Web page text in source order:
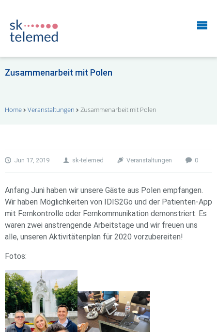
Zusammenarbeit mit Polen
Home Veranstaltungen Zusammenarbeit mit Polen
Jun 17, 2019 sk-telemed Veranstaltungen 0
Anfang Juni haben wir unsere Gäste aus Polen empfangen.
Wir haben Möglichkeiten von IDIS2Go und der Patienten-App
mit Fernkontrolle oder Fernkommunikation demonstriert. Es
waren zwei anstrengende Arbeitstage und wir freuen uns
alle, unseren Aktivitätenplan für 2020 vorzubereiten!
Fotos: